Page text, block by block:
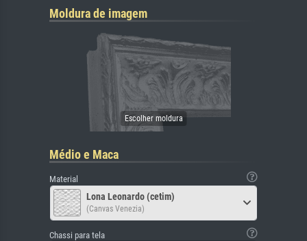
Moldura de imagem
Médio e Maca
Material
Lona Leonardo (cetim)
(Canvas Venezia)
Chassi para tela